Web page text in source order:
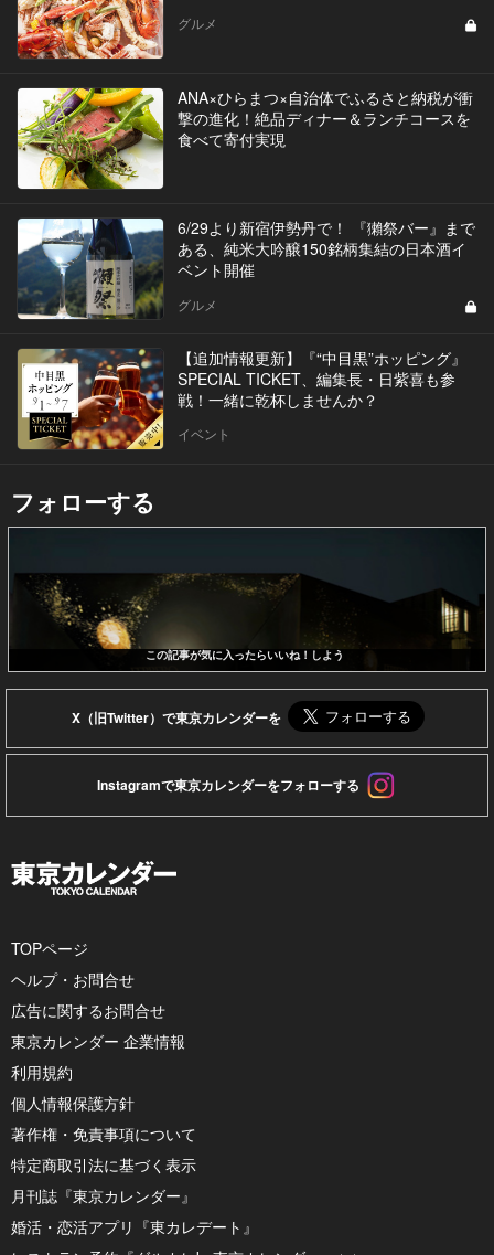
グルメ
ANA×ひらまつ×自治体でふるさと納税が衝
撃の進化！絶品ディナー＆ランチコースを
食べて寄付実現
6/29より新宿伊勢丹で！ 『獺祭バー』まで
ある、純米大吟醸150銘柄集結の日本酒イ
ベント開催
グルメ
【追加情報更新】『“中目黒”ホッピング』
SPECIAL TICKET、編集長・日紫喜も参
戦！一緒に乾杯しませんか？
イベント
フォローする
この記事が気に入ったらいいね！しよう
X（旧Twitter）で東京カレンダーを
Instagramで東京カレンダーをフォローする
TOPページ
ヘルプ・お問合せ
広告に関するお問合せ
東京カレンダー 企業情報
利用規約
個人情報保護方針
著作権・免責事項について
特定商取引法に基づく表示
月刊誌『東京カレンダー』
婚活・恋活アプリ『東カレデート』